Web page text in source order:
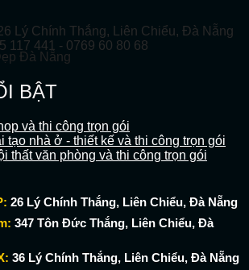
Lý Chính Thắng, Liên Chiểu, Đà Nẵng
117 441 - 0769 60 80 68
BẬT
và thi công trọn gói
tạo nhà ở - thiết kế và thi công trọn gói
thất văn phòng và thi công trọn gói
26 Lý Chính Thắng, Liên Chiểu, Đà Nẵng
347 Tôn Đức Thắng, Liên Chiểu, Đà
36 Lý Chính Thắng, Liên Chiểu, Đà Nẵng